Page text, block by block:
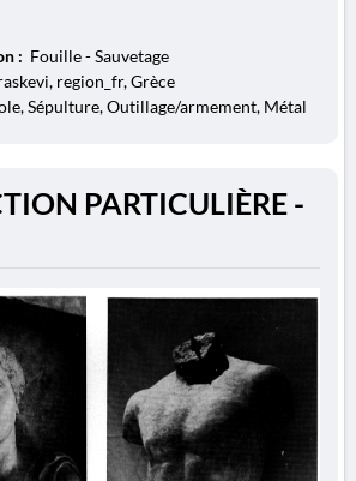
: Fouille - Sauvetage
region_fr, Grèce
Sépulture, Outillage/armement, Métal
PARTICULIÈRE -